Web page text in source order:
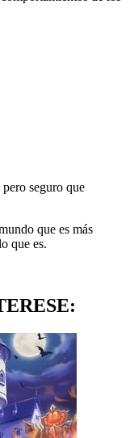
seguro que
que es más
que es.